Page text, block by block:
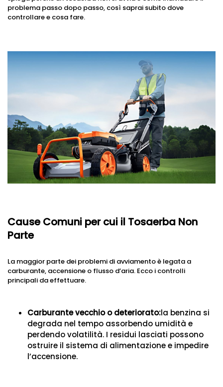
problema passo dopo passo, così saprai subito dove
controllare e cosa fare.
Cause Comuni per cui il Tosaerba Non
Parte
La maggior parte dei problemi di avviamento è legata a
carburante, accensione o flusso d’aria. Ecco i controlli
principali da effettuare.
Carburante vecchio o deteriorato:la benzina si
degrada nel tempo assorbendo umidità e
perdendo volatilità. I residui lasciati possono
ostruire il sistema di alimentazione e impedire
l’accensione.